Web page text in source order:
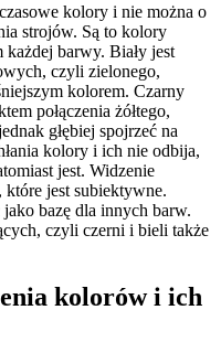
kolory i nie można o
strojów. Są to kolory
każdej barwy. Biały jest
czyli zielonego,
kolorem. Czarny
połączenia żółtego,
głębiej spojrzeć na
kolory i ich nie odbija,
jest. Widzenie
jest subiektywne.
bazę dla innych barw.
czyli czerni i bieli także
kolorów i ich